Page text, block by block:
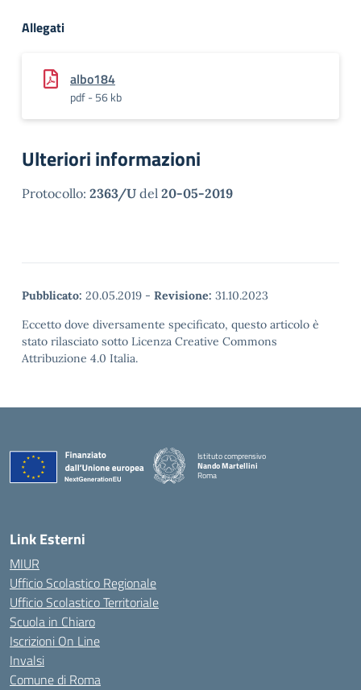
Allegati
albo184
pdf - 56 kb
Ulteriori informazioni
Protocollo: 2363/U del 20-05-2019
Pubblicato: 20.05.2019 - Revisione: 31.10.2023
Eccetto dove diversamente specificato, questo articolo è
stato rilasciato sotto Licenza Creative Commons
Attribuzione 4.0 Italia.
Istituto comprensivo
Nando Martellini
Roma
Link Esterni
MIUR
Ufficio Scolastico Regionale
Ufficio Scolastico Territoriale
Scuola in Chiaro
Iscrizioni On Line
Invalsi
Comune di Roma